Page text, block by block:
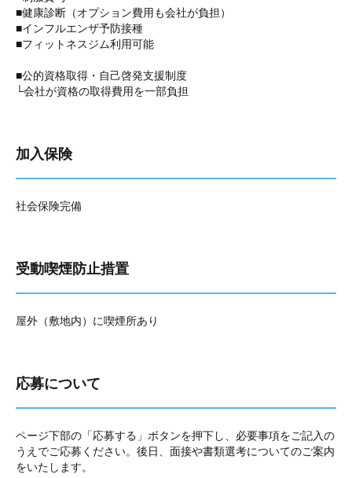
■健康診断（オプション費用も会社が負担）
■インフルエンザ予防接種
■フィットネスジム利用可能
■公的資格取得・自己啓発支援制度
└会社が資格の取得費用を一部負担
加入保険
社会保険完備
受動喫煙防止措置
屋外（敷地内）に喫煙所あり
応募について
ページ下部の「応募する」ボタンを押下し、必要事項をご記入の
うえでご応募ください。後日、面接や書類選考についてのご案内
をいたします。